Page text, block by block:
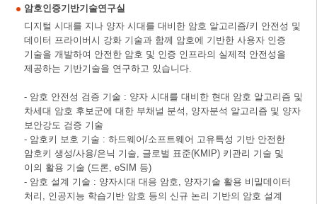
암호인증기반기술연구실
디지털 시대를 지나 양자 시대를 대비한 암호 알고리즘/키 안전성 및
데이터 프라이버시 강화 기술과 함께 암호에 기반한 사용자 인증
기술을 개발하여 안전한 암호 및 인증 인프라의 실제적 안전성을
제공하는 기반기술을 연구하고 있습니다.
- 암호 안전성 검증 기술 : 양자 시대를 대비한 현대 암호 알고리즘 및
차세대 암호 후보군에 대한 부채널 분석, 양자분석 알고리즘 및 양자
보안강도 검증 기술
- 암호키 보호 기술 : 하드웨어/소프트웨어 고유특성 기반 안전한
암호키 생성/사용/은닉 기술, 글로벌 표준(KMIP) 키관리 기술 및
이의 활용 기술 (드론, eSIM 등)
- 암호 설계 기술 : 양자시대 대응 암호, 양자기술 활용 비밀데이터
처리, 인공지능 학습기반 암호 등의 신규 논리 기반의 암호 설계